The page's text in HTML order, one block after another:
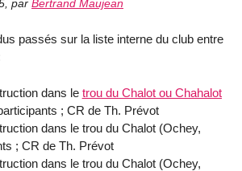
, par Bertrand Maujean
passés sur la liste interne du club entre
dans le trou du Chalot ou Chahalot
; CR de Th. Prévot
dans le trou du Chalot (Ochey,
; CR de Th. Prévot
dans le trou du Chalot (Ochey,